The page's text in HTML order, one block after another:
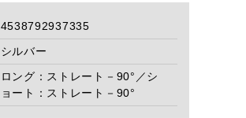
4538792937335
シルバー
ロング：ストレート－90°／シ
ョート：ストレート－90°